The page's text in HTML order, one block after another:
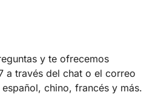
y te ofrecemos
a través del chat o el correo
chino, francés y más.